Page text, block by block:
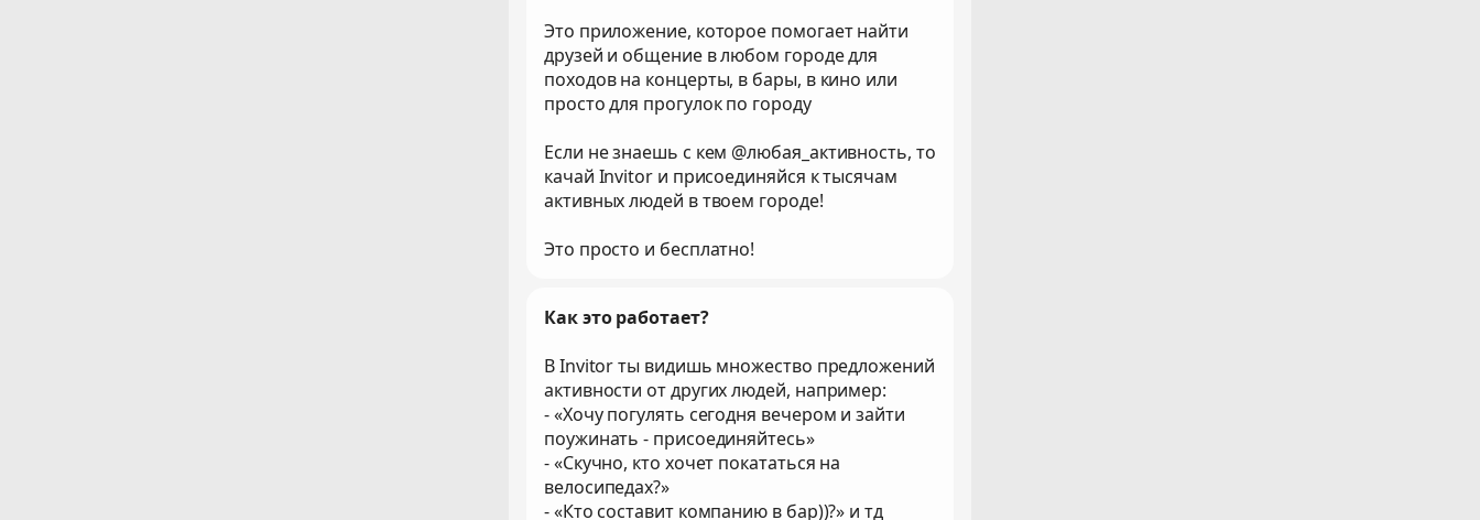
Это приложение, которое помогает найти
друзей и общение в любом городе для
походов на концерты, в бары, в кино или
просто для прогулок по городу
Если не знаешь с кем @любая_активность, то
качай Invitor и присоединяйся к тысячам
активных людей в твоем городе!
Это просто и бесплатно!
Как это работает?
В Invitor ты видишь множество предложений
активности от других людей, например:
- «Хочу погулять сегодня вечером и зайти
поужинать - присоединяйтесь»
- «Скучно, кто хочет покататься на
велосипедах?»
- «Кто составит компанию в бар))?» и тд